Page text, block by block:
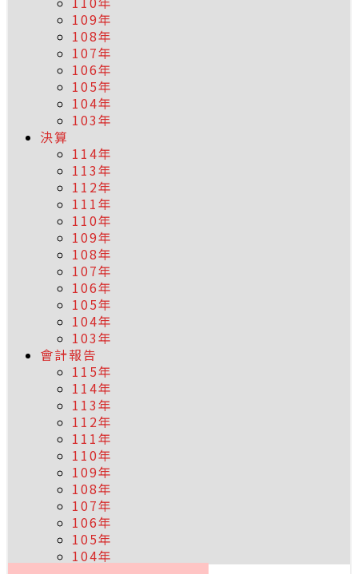
109年
108年
107年
106年
105年
104年
103年
決算
114年
113年
112年
111年
110年
109年
108年
107年
106年
105年
104年
103年
會計報告
115年
114年
113年
112年
111年
110年
109年
108年
107年
106年
105年
104年